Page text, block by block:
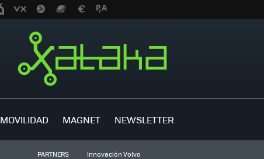
MOVILIDAD MAGNET NEWSLETTER
PARTNERS Innovación Volvo